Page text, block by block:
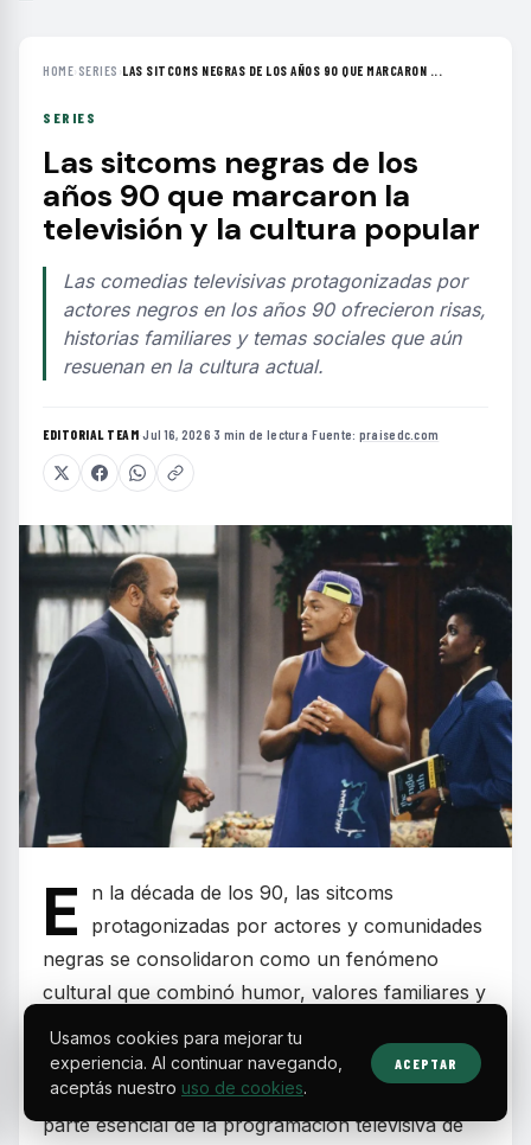
HOME› SERIES ›LAS SITCOMS NEGRAS DE LOS AÑOS 90 QUE MARCARON ...
SERIES
Las sitcoms negras de los
años 90 que marcaron la
televisión y la cultura popular
Las comedias televisivas protagonizadas por
actores negros en los años 90 ofrecieron risas,
historias familiares y temas sociales que aún
resuenan en la cultura actual.
EDITORIAL TEAM·Jul 16, 2026·3 min de lectura·Fuente: praisedc.com
E
n la década de los 90, las sitcoms
protagonizadas por actores y comunidades
negras se consolidaron como un fenómeno
cultural que combinó humor, valores familiares y
dejaron huella por retratar realidades cotidianas
con carisma y autenticidad, convirtiéndose en
parte esencial de la programación televisiva de
Usamos cookies para mejorar tu
experiencia. Al continuar navegando,
aceptás nuestro uso de cookies.
ACEPTAR